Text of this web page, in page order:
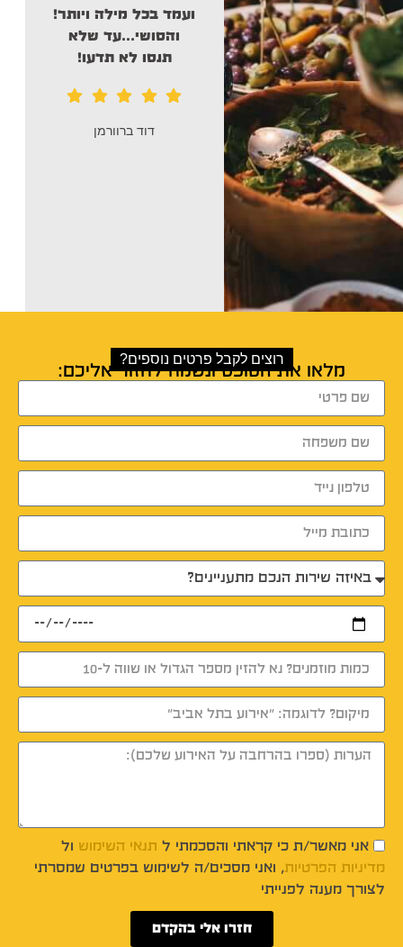
לרמה הזו!
‏‎Hagai Pinto
ועמד בכל מילה ויותר!
והסושי…עד שלא
תנסו לא תדעו!
דוד ברוורמן
רוצים לקבל פרטים נוספים?
מלאו את הטופס ונשמח לחזור אליכם:
אני מאשר/ת כי קראתי והסכמתי ל תנאי השימוש ול
מדיניות הפרטיות, ואני מסכים/ה לשימוש בפרטים שמסרתי
לצורך מענה לפנייתי
חזרו אלי בהקדם